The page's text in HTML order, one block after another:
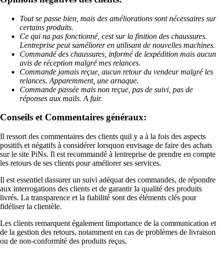
Tout se passe bien, mais des améliorations sont nécessaires sur
certains produits.
Ce qui na pas fonctionné, cest sur la finition des chaussures.
Lentreprise peut saméliorer en utilisant de nouvelles machines.
Commandé des chaussures, informé de lexpédition mais aucun
avis de réception malgré mes relances.
Commande jamais reçue, aucun retour du vendeur malgré les
relances. Apparemment, une arnaque.
Commande passée mais non reçue, pas de suivi, pas de
réponses aux mails. A fuir.
Conseils et Commentaires généraux:
Il ressort des commentaires des clients quil y a à la fois des aspects
positifs et négatifs à considérer lorsquon envisage de faire des achats
sur le site PiNs. Il est recommandé à lentreprise de prendre en compte
les retours de ses clients pour améliorer ses services.
Il est essentiel dassurer un suivi adéquat des commandes, de répondre
aux interrogations des clients et de garantir la qualité des produits
livrés. La transparence et la fiabilité sont des éléments clés pour
fidéliser la clientèle.
Les clients remarquent également limportance de la communication et
de la gestion des retours, notamment en cas de problèmes de livraison
ou de non-conformité des produits reçus.